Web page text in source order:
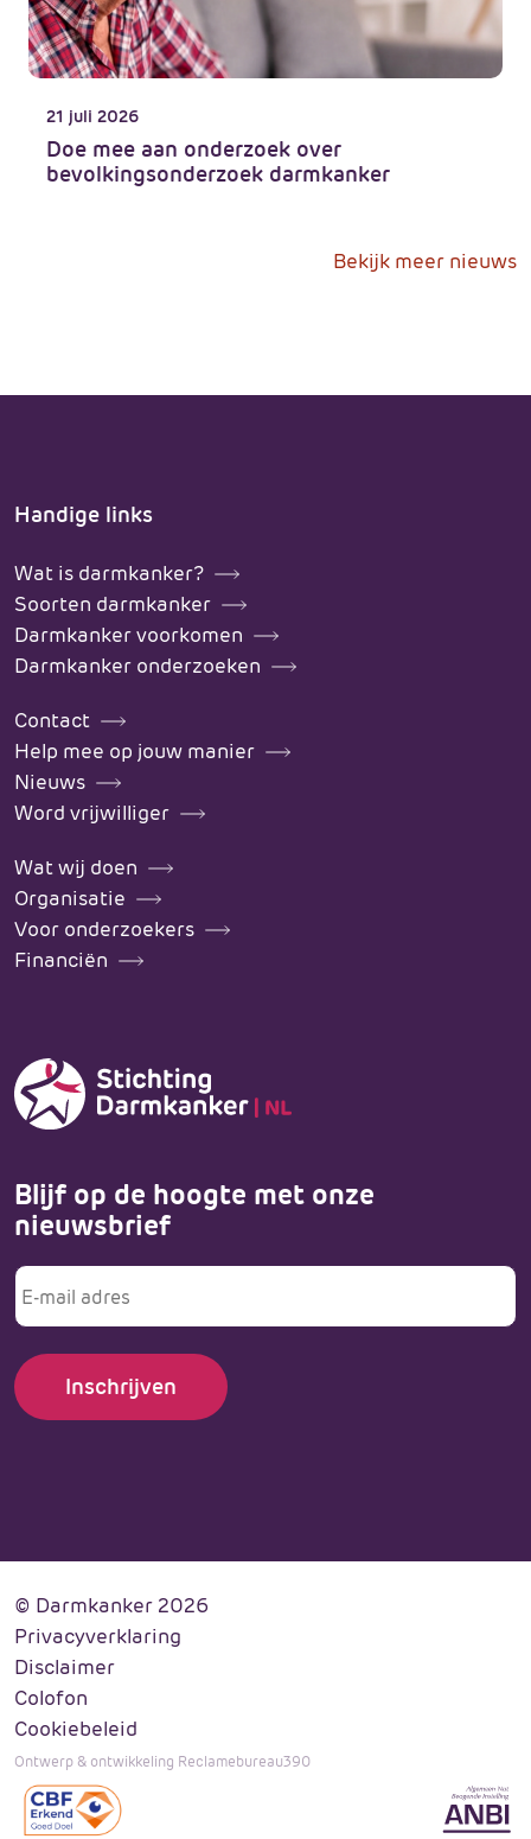
21 juli 2026
Doe mee aan onderzoek over
bevolkingsonderzoek darmkanker
Bekijk meer nieuws
Handige links
Wat is darmkanker?
Soorten darmkanker
Darmkanker voorkomen
Darmkanker onderzoeken
Contact
Help mee op jouw manier
Nieuws
Word vrijwilliger
Wat wij doen
Organisatie
Voor onderzoekers
Financiën
Blijf op de hoogte met onze
nieuwsbrief
E-
mailadres
© Darmkanker 2026
Privacyverklaring
Disclaimer
Colofon
Cookiebeleid
Ontwerp & ontwikkeling Reclamebureau390